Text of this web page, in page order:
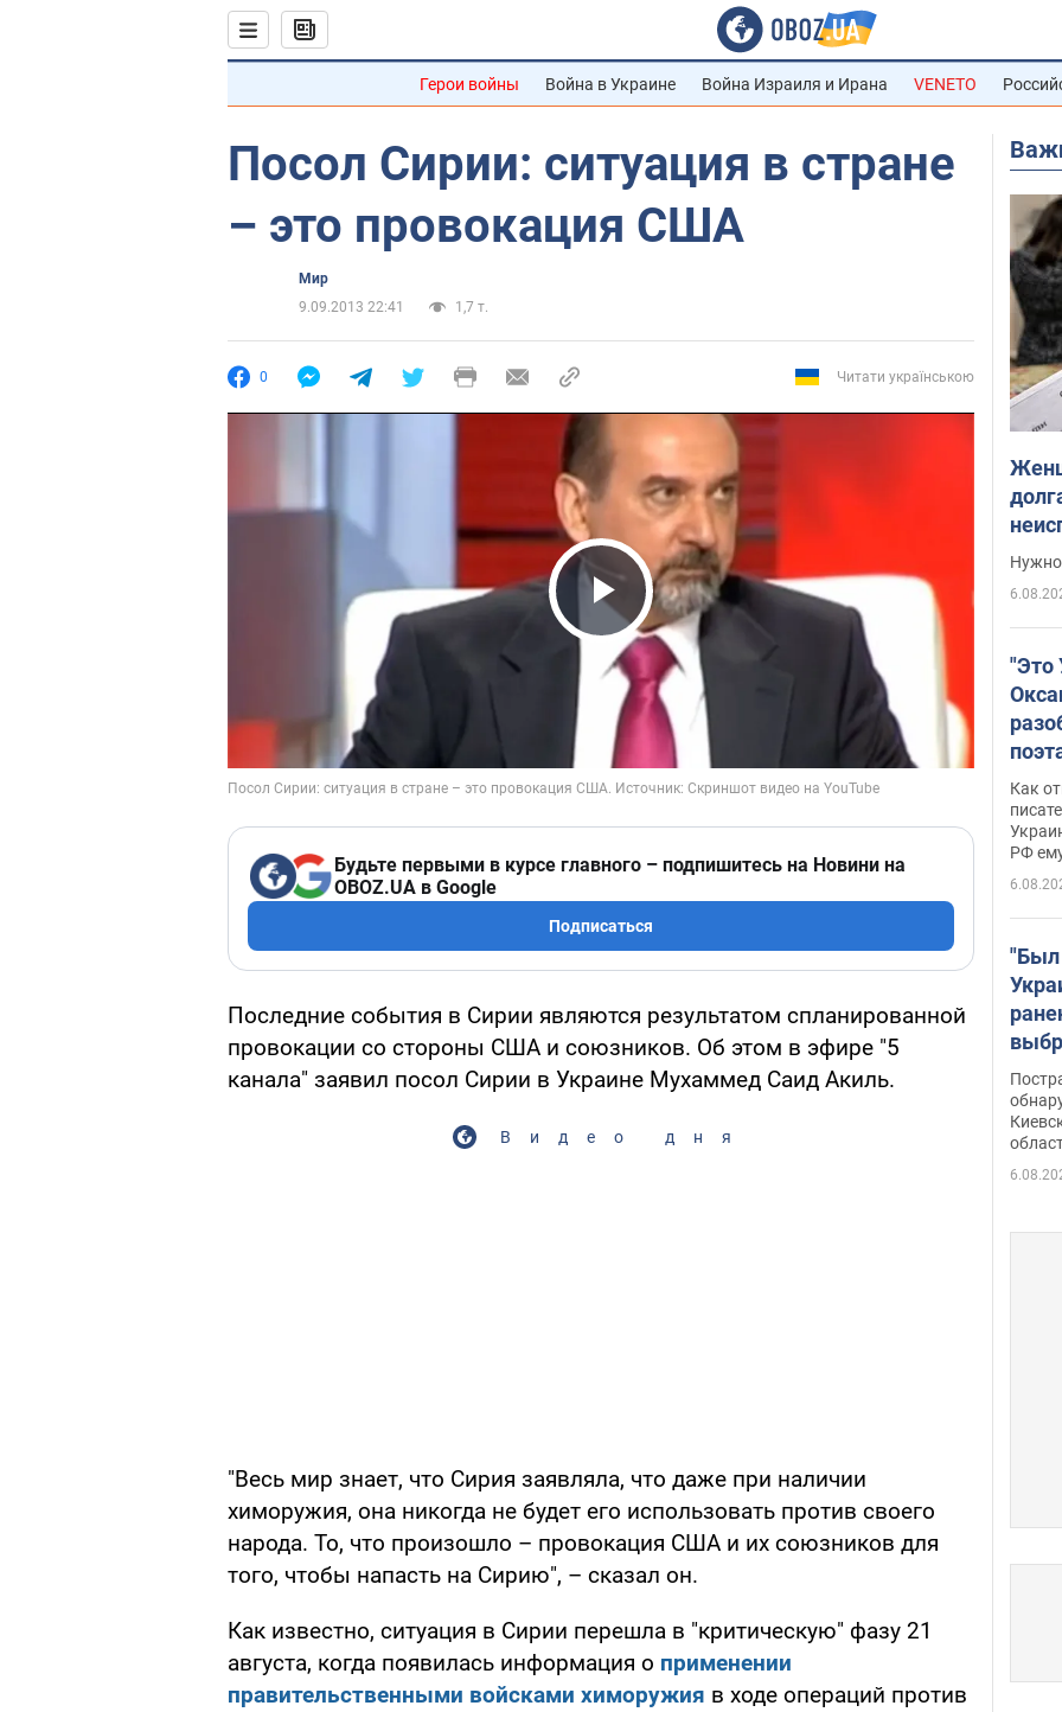
Герои войны Война в Украине Война Израиля и Ирана VENETO
Посол Сирии: ситуация в стране
– это провокация США
Мир
9.09.2013 22:41
1,7 т.
0 Читати українською
Play Video
Будьте первыми в курсе главного – подпишитесь на Новини на
OBOZ.UA в Google
Подписаться
Последние события в Сирии являются результатом спланированной
провокации со стороны США и союзников. Об этом в эфире "5
канала" заявил посол Сирии в Украине Мухаммед Саид Акиль.
Видео дня
"Весь мир знает, что Сирия заявляла, что даже при наличии
химоружия, она никогда не будет его использовать против своего
народа. То, что произошло – провокация США и их союзников для
того, чтобы напасть на Сирию", – сказал он.
Как известно, ситуация в Сирии перешла в "критическую" фазу 21
августа, когда появилась информация о применении
правительственными войсками химоружия в ходе операций против
Нужно
"Это
даже
а
Как
РФ
"Был
Фото